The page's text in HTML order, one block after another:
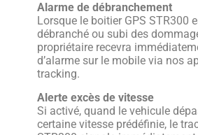
Alarme de débranchement
Lorsque le boitier GPS STR300
débranché ou subi des
propriétaire recevra
d’alarme sur le mobile via nos
tracking.
Alerte excès de vitesse
Si activé, quand le vehicule
certaine vitesse prédéfinie, le